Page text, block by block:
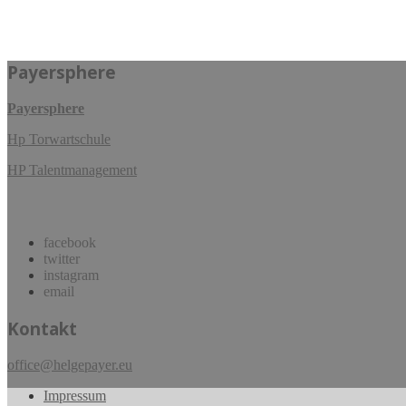
Payersphere
Payersphere
Hp Torwartschule
HP Talentmanagement
facebook
twitter
instagram
email
Kontakt
office@helgepayer.eu
Impressum